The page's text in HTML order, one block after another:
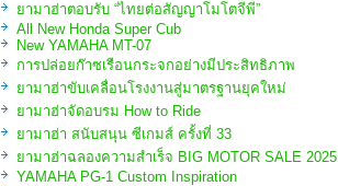
ยามาฮ่าตอบรับ “ไทยต่อสัญญาโมโตจีพี”
All New Honda Super Cub
New YAMAHA MT-07
การปล่อยก๊าซเรือนกระจกอย่างมีประสิทธิภาพ
ยามาฮ่าขับเคลื่อนโรงงานสู่มาตรฐานยุคใหม่
ยามาฮ่าจัดอบรม How to Ride
ยามาฮ่า สนับสนุน ซีเกมส์ ครั้งที่ 33
ยามาฮ่าฉลองความสำเร็จ BIG MOTOR SALE 2025
YAMAHA PG-1 Custom Inspiration